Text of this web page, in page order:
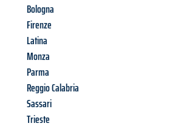
Bologna
Firenze
Latina
Monza
Parma
Reggio Calabria
Sassari
Trieste